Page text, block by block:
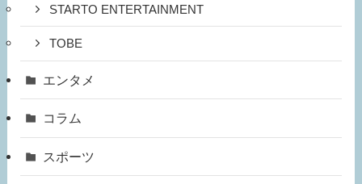
STARTO ENTERTAINMENT
TOBE
エンタメ
コラム
スポーツ